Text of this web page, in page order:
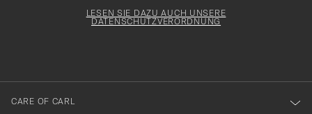
dig
till
LESEN SIE DAZU AUCH UNSERE
DATENSCHUTZVERORDNUNG
CARE OF CARL